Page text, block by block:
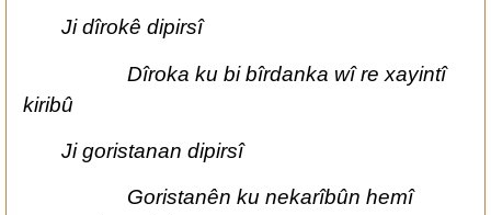
Ji dîrokê dipirsî
Dîroka ku bi bîrdanka wî re xayintî
kiribû
Ji goristanan dipirsî
Goristanên ku nekarîbûn hemî